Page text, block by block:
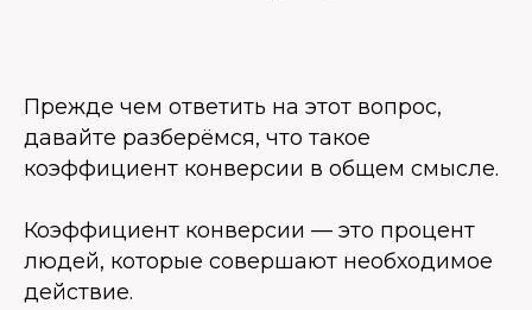
Прежде чем ответить на этот вопрос,
давайте разберёмся, что такое
коэффициент конверсии в общем смысле.
Коэффициент конверсии — это процент
людей, которые совершают необходимое
действие.